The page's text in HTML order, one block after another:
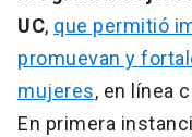
UC, que permitió
promuevan y
mujeres, en línea
En primera